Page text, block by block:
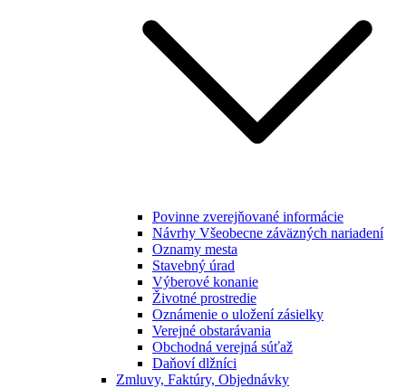
Povinne zverejňované informácie
Návrhy Všeobecne záväzných nariadení
Oznamy mesta
Stavebný úrad
Výberové konanie
Životné prostredie
Oznámenie o uložení zásielky
Verejné obstarávania
Obchodná verejná súťaž
Daňoví dlžníci
Zmluvy, Faktúry, Objednávky